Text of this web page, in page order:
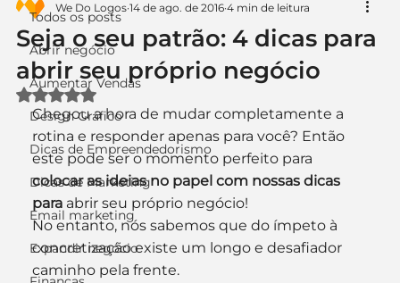
Todos os posts
Abrir negócio
Aumentar Vendas
Design Gráfico
Dicas de Empreendedorismo
Dicas de Marketing
Email marketing
Expandir negócio
Seja o seu patrão: 4 dicas para
abrir seu próprio negócio
We Do Logos 14 de ago. de 2016 4 min de leitura
Avaliado com NaN de 5 estrelas.
Chegou a hora de mudar completamente a
rotina e responder apenas para você? Então
este pode ser o momento perfeito para
colocar as ideias no papel com nossas dicas
para abrir seu próprio negócio!
No entanto, nós sabemos que do ímpeto à
concretização existe um longo e desafiador
caminho pela frente.